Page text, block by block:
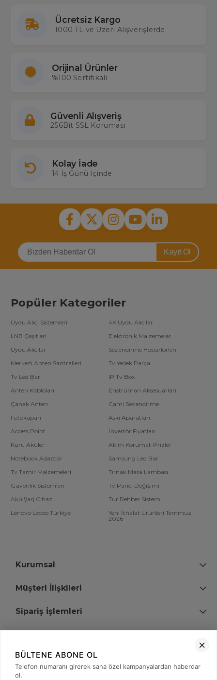
Ücretsiz Kargo
1000 TL ve Üzeri Alışverişlerde
Orijinal Ürünler
%100 Sertifikalı
Güvenli Alışveriş
256Bit SSL Koruması
Kolay İade
14 İş Günü İçinde
Kayıt Ol
Popüler Kategoriler
Uydu Alıcı Sistemleri
4K Uydu Alıcılar
LNB Çeşitleri
Elektronik Malzemeler
Uydu Alıcılar
Seslendirme Hoparlörleri
Merkezi Anten Santralleri
Tv Yedek Parça
Tv Led Bar
IP Tv Box
Anten Kabloları
Enstrüman Aksesuarları
Çanak Anten
Cami Seslendirme
Fotokapan
Askı Aparatları
Access Point
İnvertör Fiyatları
Kuru Aküler
Akım Korumalı Prizler
Notebook Adaptör
Samsung Led Bar
Tv Tamir Malzemeleri
Tırnak Masa Lambası
Güvenlik Sistemleri
Tv Panel Değişimi
Akü Şarj Cihazı
Tur Rehber Sistemi
Lenovo Lecoo Türkiye
Yeni İthalat Ürünleri Temmuz
2026
Kurumsal
Müşteri İlişkileri
Sipariş İşlemleri
+90 (850) 473 08 08
BÜLTENE ABONE OL
Telefon numaranı girerek sana özel kampanyalardan haberdar
ol.